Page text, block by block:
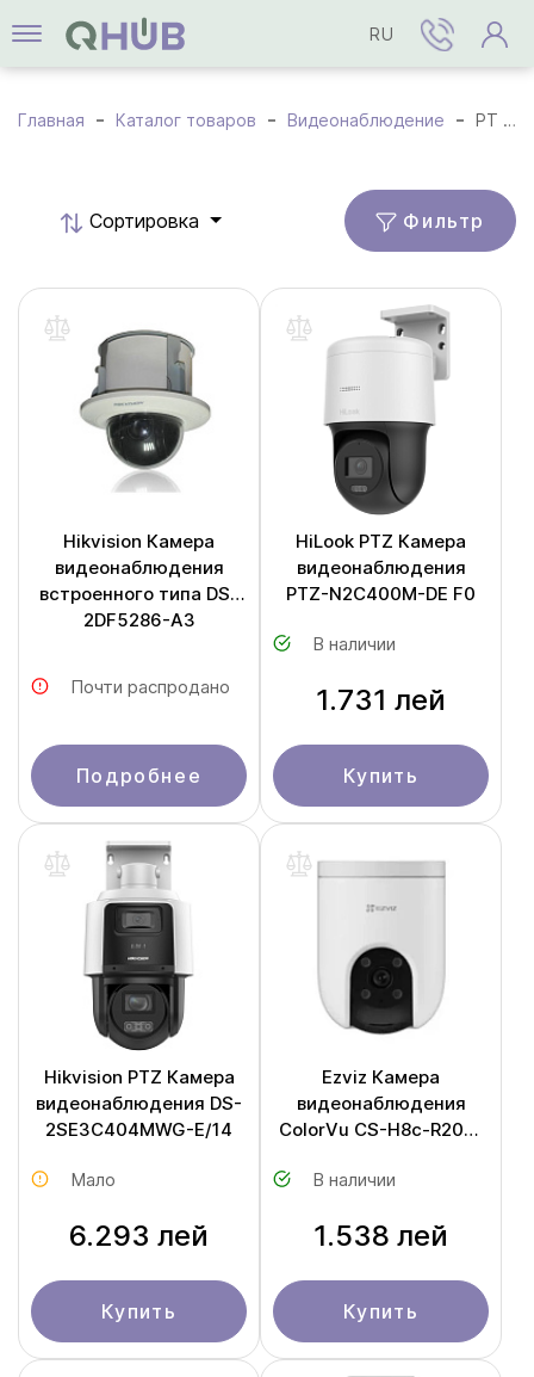
RU
Главная Каталог товаров Видеонаблюдение PT / PTZ Камеры
Cортировка Фильтр
Hikvision Камера
видеонаблюдения
встроенного типа DS-
2DF5286-A3
Почти распродано
Подробнее
HiLook PTZ Камера
видеонаблюдения
PTZ-N2C400M-DE F0
В наличии
1.731 лей
Купить
Hikvision PTZ Камера
видеонаблюдения DS-
2SE3C404MWG-E/14
Мало
6.293 лей
Купить
Ezviz Камера
видеонаблюдения
ColorVu CS-H8c-R200-
В наличии
1.538 лей
Купить